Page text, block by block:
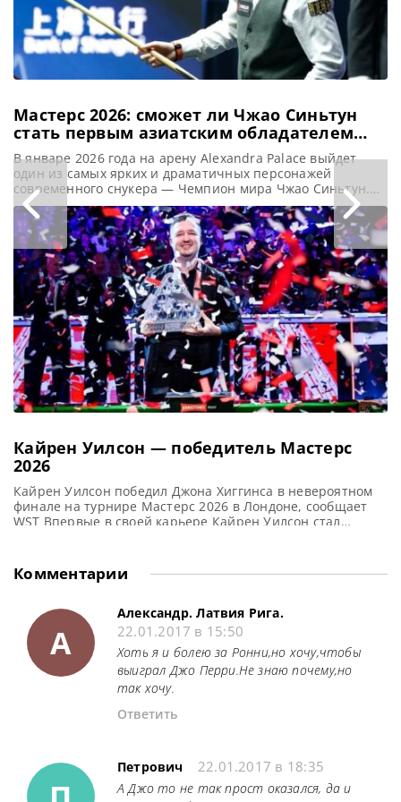
Мастерс 2026: сможет ли Чжао Синьтун
стать первым азиатским обладателем
Тройной короны
В январе 2026 года на арену Alexandra Palace выйдет
один из самых ярких и драматичных персонажей
современного снукера — Чемпион мира Чжао Синьтун.
Его участие в турнире Masters — не просто возвращение
на элитный уровень, а шанс войти в историю как первый
игрок из Азии, завоевавший Тройную корону, сообщает
totallysnookered Чемпион мира Чжао Синьтун стремится
Кайрен Уилсон — победитель Мастерс
2026
Кайрен Уилсон победил Джона Хиггинса в невероятном
финале на турнире Мастерс 2026 в Лондоне, сообщает
WST Впервые в своей карьере Кайрен Уилсон стал
арене Alexandra Palace. 50-летний Хиггинс упустил шанс
стать самым возрастным победителем турнира «Тройной
Комментарии
А
Александр. Латвия Рига.
22.01.2017 в 15:50
Хоть я и болею за Ронни,но хочу,чтобы
выиграл Джо Перри.Не знаю почему,но
так хочу.
Ответить
Петрович 22.01.2017 в 18:35
А Джо то не так прост оказался, да и